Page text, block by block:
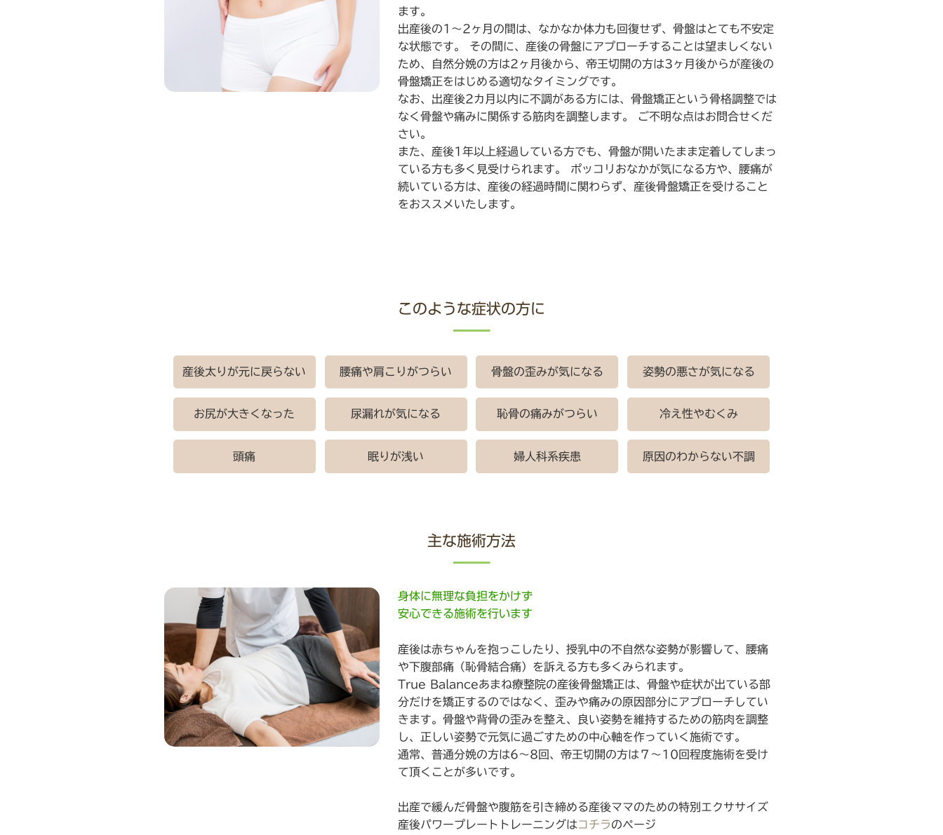
ます。
出産後の1～2ヶ月の間は、なかなか体力も回復せず、骨盤はとても不安定
な状態です。 その間に、産後の骨盤にアプローチすることは望ましくない
ため、自然分娩の方は2ヶ月後から、帝王切開の方は3ヶ月後からが産後の
骨盤矯正をはじめる適切なタイミングです。
なお、出産後2カ月以内に不調がある方には、骨盤矯正という骨格調整では
なく骨盤や痛みに関係する筋肉を調整します。 ご不明な点はお問合せくだ
さい。
また、産後1年以上経過している方でも、骨盤が開いたまま定着してしまっ
ている方も多く見受けられます。 ポッコリおなかが気になる方や、腰痛が
続いている方は、産後の経過時間に関わらず、産後骨盤矯正を受けること
をおススメいたします。
このような症状の方に
産後太りが元に戻らない 腰痛や肩こりがつらい 骨盤の歪みが気になる 姿勢の悪さが気になる
お尻が大きくなった 尿漏れが気になる 恥骨の痛みがつらい 冷え性やむくみ
頭痛 眠りが浅い 婦人科系疾患 原因のわからない不調
主な施術方法
身体に無理な負担をかけず
安心できる施術を行います
産後は赤ちゃんを抱っこしたり、授乳中の不自然な姿勢が影響して、腰痛
や下腹部痛（恥骨結合痛）を訴える方も多くみられます。
True Balanceあまね療整院の産後骨盤矯正は、骨盤や症状が出ている部
分だけを矯正するのではなく、歪みや痛みの原因部分にアプローチしてい
きます。骨盤や背骨の歪みを整え、良い姿勢を維持するための筋肉を調整
し、正しい姿勢で元気に過ごすための中心軸を作っていく施術です。
通常、普通分娩の方は6～8回、帝王切開の方は７～10回程度施術を受け
て頂くことが多いです。
出産で緩んだ骨盤や腹筋を引き締める産後ママのための特別エクササイズ
産後パワープレートトレーニングはコチラのページ